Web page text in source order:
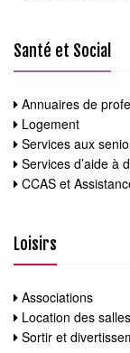
Santé et Social
Annuaires de
Logement
Services aux
Services d’aide à
CCAS et
Loisirs
Associations
Location des
Sortir et